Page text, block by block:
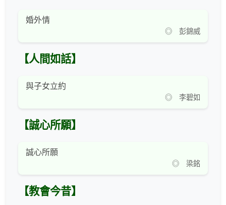
婚外情
◎ 彭錦威
【人間如話】
與子女立約
◎ 李碧如
【誠心所願】
誠心所願
◎ 梁銘
【教會今昔】